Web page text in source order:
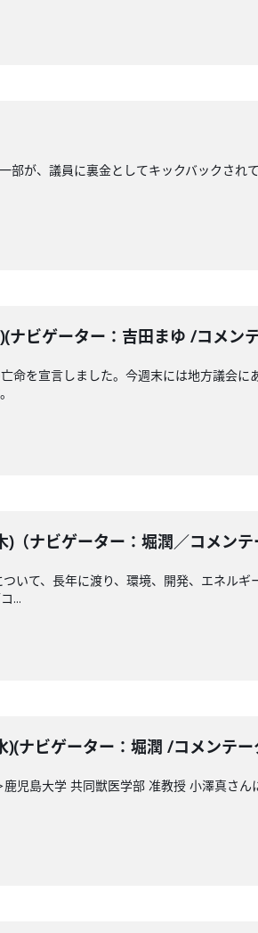
部が、議員に裏金としてキックバックさ
ナビゲーター：吉田まゆ /コメン
命を宣言しました。今週末には地方議会
（ナビゲーター：堀潤／コメン
いて、長年に渡り、環境、開発、エネル
...
)(ナビゲーター：堀潤 /コメンテ
児島大学 共同獣医学部 准教授 小澤真さ